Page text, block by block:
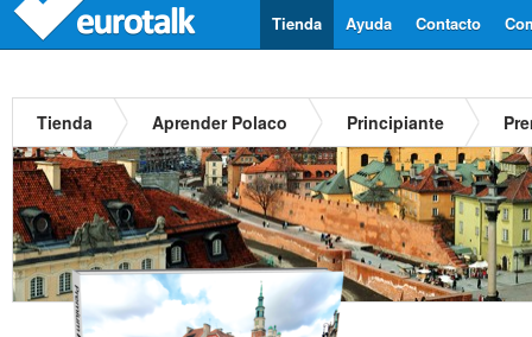
Contacto
Ayuda
Tienda
Tienda Aprender Polaco Principiante